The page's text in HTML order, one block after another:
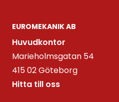
EUROMEKANIK AB
Huvudkontor
Marieholmsgatan 54
415 02 Göteborg
Hitta till oss